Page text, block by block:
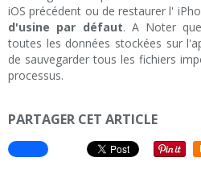
iOS précédent ou de restaurer l'
d'usine par défaut. A Noter
toutes les données stockées sur
de sauvegarder tous les fichiers
processus.
PARTAGER CET ARTICLE